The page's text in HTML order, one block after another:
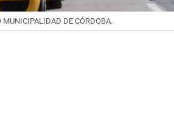
MUNICIPALIDAD DE CÓRDOBA.